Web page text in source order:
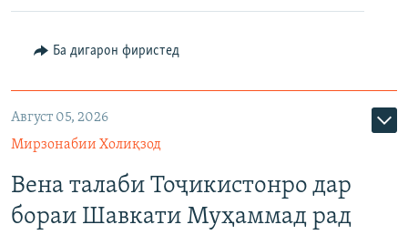
Ба дигарон фиристед
Август 05, 2026
Мирзонабии Холиқзод
Вена талаби Тоҷикистонро дар
бораи Шавкати Муҳаммад рад